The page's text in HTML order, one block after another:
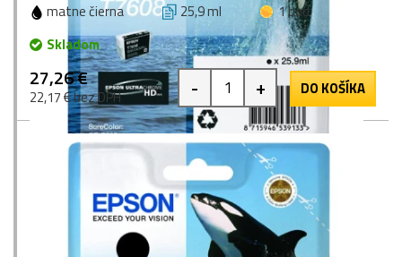
matne čierna 25,9 ml
1 bod
Skladom
27,26 €
22,17 € bez DPH - + DO KOŠÍKA